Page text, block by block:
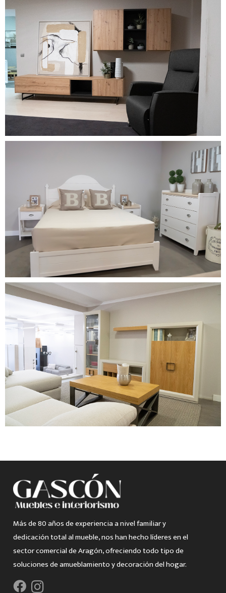
Más de 80 años de experiencia a nivel familiar y
dedicación total al mueble, nos han hecho líderes en el
sector comercial de Aragón, ofreciendo todo tipo de
soluciones de amueblamiento y decoración del hogar.